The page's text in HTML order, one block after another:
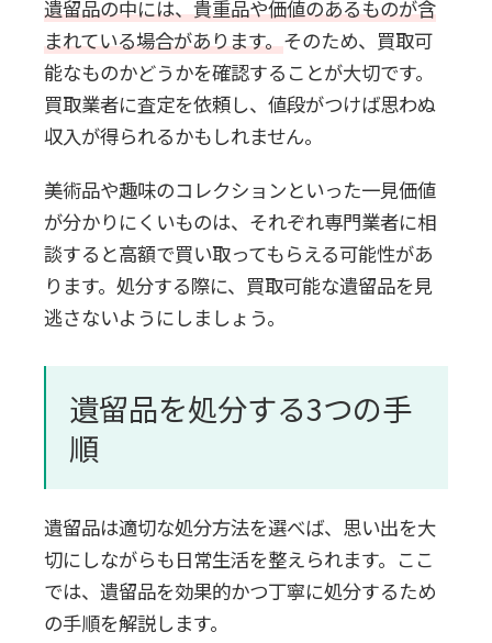
遺留品の中には、貴重品や価値のあるものが含
まれている場合があります。そのため、買取可
能なものかどうかを確認することが大切です。
買取業者に査定を依頼し、値段がつけば思わぬ
収入が得られるかもしれません。
美術品や趣味のコレクションといった一見価値
が分かりにくいものは、それぞれ専門業者に相
談すると高額で買い取ってもらえる可能性があ
ります。処分する際に、買取可能な遺留品を見
逃さないようにしましょう。
遺留品を処分する3つの手
順
遺留品は適切な処分方法を選べば、思い出を大
切にしながらも日常生活を整えられます。ここ
では、遺留品を効果的かつ丁寧に処分するため
の手順を解説します。